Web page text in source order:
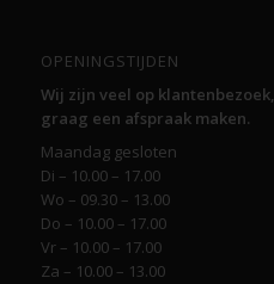
OPENINGSTIJDEN
Wij zijn veel op klantenbezoek,
graag een afspraak maken.
Maandag gesloten
Di – 10.00 – 17.00
Wo – 09.30 – 13.00
Do – 10.00 – 17.00
Vr – 10.00 – 17.00
Za – 10.00 – 13.00